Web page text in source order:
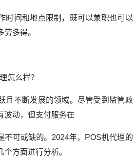
时间和地点限制，既可以兼职也可以
多得。
怎么样？
且不断发展的领域。尽管受到监管政
波动，但支付服务在
不可或缺的。2024年，POS机代理的
方面进行分析。